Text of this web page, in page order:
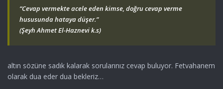
“Cevap vermekte acele eden kimse, doğru cevap verme
hususunda hataya düşer.”
(Şeyh Ahmet El-Haznevi k.s)
altın sözüne sadık kalarak sorularınız cevap buluyor. Fetvahanem
olarak dua eder dua bekleriz…